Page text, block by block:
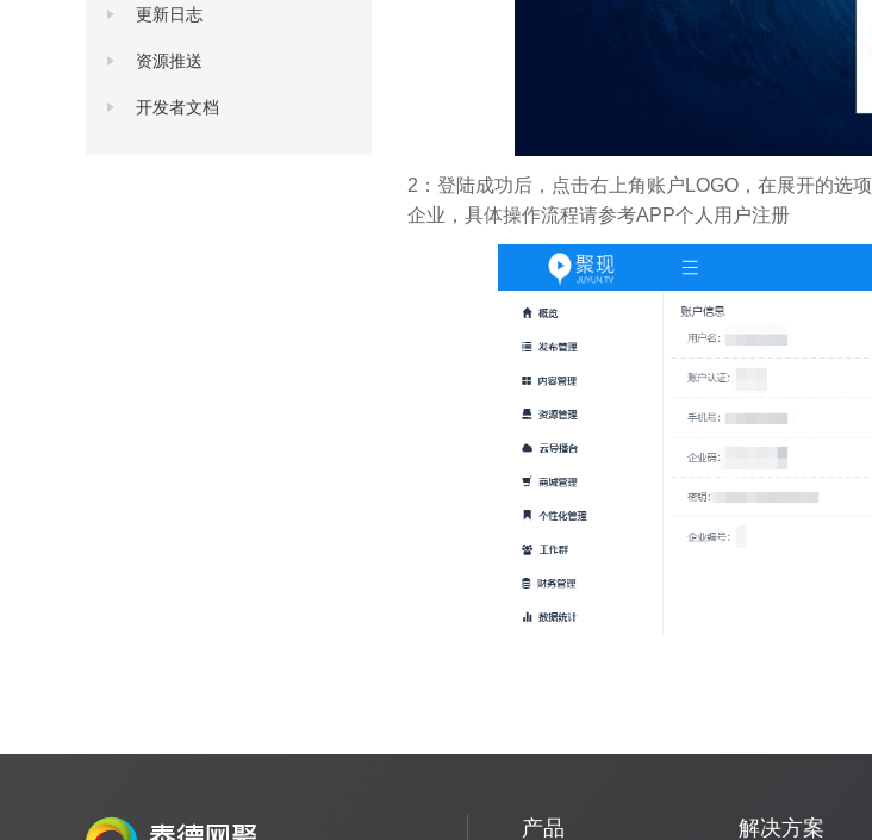
更新日志
资源推送
开发者文档
2 ：登陆成功后，点击右上角账户LOGO，在展开的
企业，具体操作流程请参考APP个人用户注册
产品 解决方案